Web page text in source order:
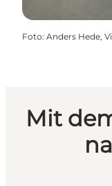
Foto: Anders Hede,
Mit